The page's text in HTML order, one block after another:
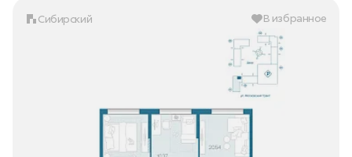
Сибирский В избранное